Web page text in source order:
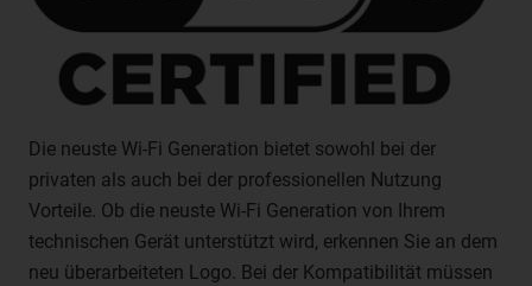
Die neuste Wi-Fi Generation bietet sowohl bei der
privaten als auch bei der professionellen Nutzung
Vorteile. Ob die neuste Wi-Fi Generation von Ihrem
technischen Gerät unterstützt wird, erkennen Sie an dem
neu überarbeiteten Logo. Bei der Kompatibilität müssen
Zuverlässigkeit, Verhalten, Aufenthaltsort oder
Ortswechsel dieser natürlichen Person zu analysieren
oder vorherzusagen.
f) Pseudonymisierung
Pseudonymisierung ist die Verarbeitung
personenbezogenen Daten ohne Hinzuziehung
zusätzlicher Informationen nicht mehr einer spezifischen
betroffenen Person zugeordnet werden können, sofern
diese zusätzlichen Informationen gesondert aufbewahrt